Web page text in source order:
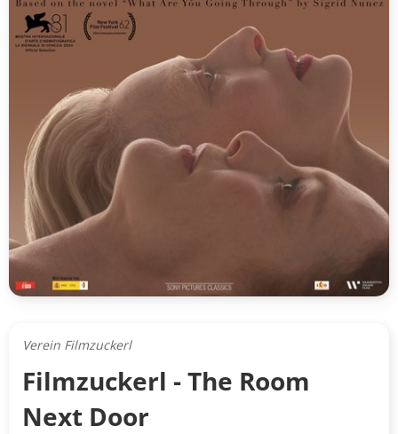
Verein Filmzuckerl
Filmzuckerl - The Room
Next Door